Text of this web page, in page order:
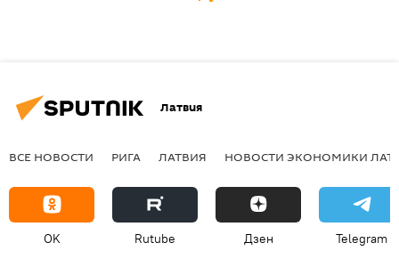
Латвия
ВСЕ НОВОСТИ РИГА ЛАТВИЯ НОВОСТИ ЭКОНОМИКИ
OK Rutube Дзен Telegram